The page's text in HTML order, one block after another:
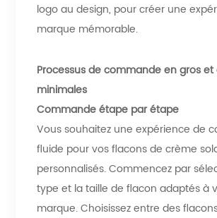
logo au design, pour créer une
marque mémorable.
Processus de commande en gros
minimales
Commande étape par étape
Vous souhaitez une expérience de
fluide pour vos flacons de crème
personnalisés. Commencez par
type et la taille de flacon adaptés à
marque. Choisissez entre des